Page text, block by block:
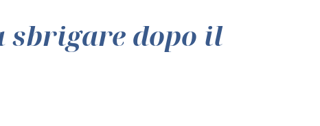
sbrigare dopo il